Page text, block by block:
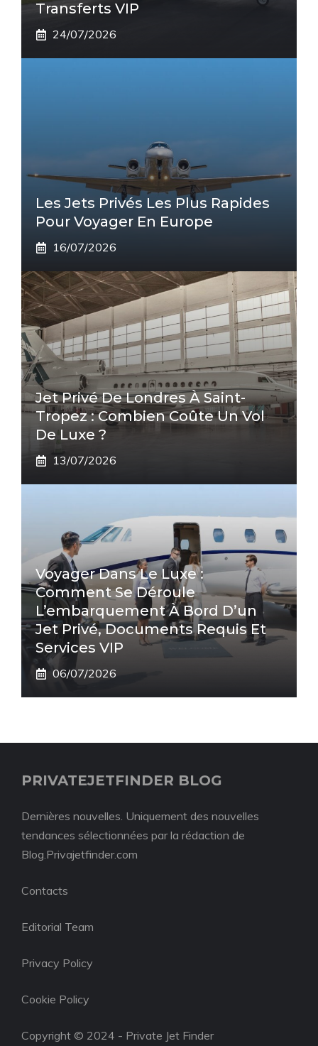
Transferts VIP
24/07/2026
Les Jets Privés Les Plus Rapides
Pour Voyager En Europe
16/07/2026
Jet Privé De Londres À Saint-
Tropez : Combien Coûte Un Vol
De Luxe ?
13/07/2026
Voyager Dans Le Luxe :
Comment Se Déroule
L’embarquement À Bord D’un
Jet Privé, Documents Requis Et
Services VIP
06/07/2026
PRIVATEJETFINDER BLOG
Dernières nouvelles. Uniquement des nouvelles
tendances sélectionnées par la rédaction de
Blog.Privajetfinder.com
Contacts
Editorial Team
Privacy Policy
Cookie Policy
Copyright © 2024 - Private Jet Finder